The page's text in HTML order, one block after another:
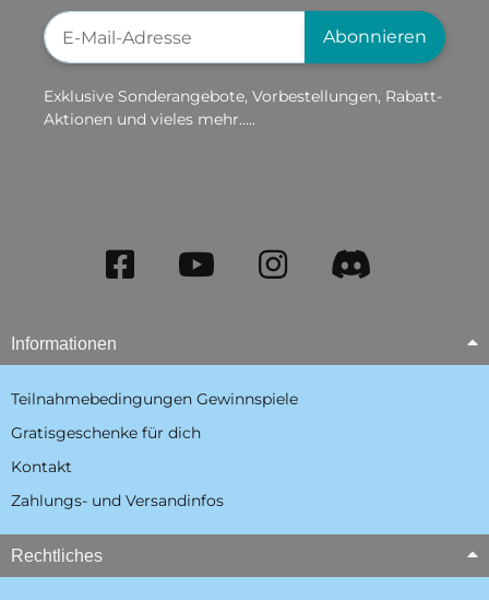
Newsletter-Registrierung
Abonnieren
Exklusive Sonderangebote, Vorbestellungen, Rabatt-
Aktionen und vieles mehr.....
Informationen
Teilnahmebedingungen Gewinnspiele
Gratisgeschenke für dich
Kontakt
Zahlungs- und Versandinfos
Rechtliches